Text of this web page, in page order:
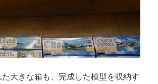
大きな箱も、完成した模型を収納す